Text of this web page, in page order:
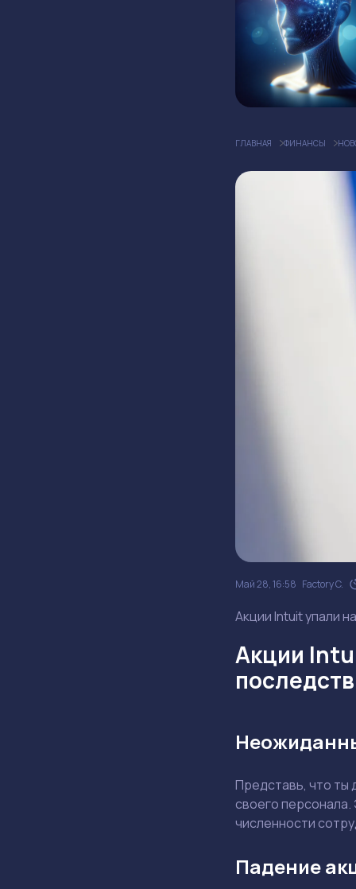
ГЛАВНАЯ ФИНАНСЫ
Май 28, 16:58 Factory C.
Акции Intuit упали
Акции
Представь, что ты
своего
численности
Падение